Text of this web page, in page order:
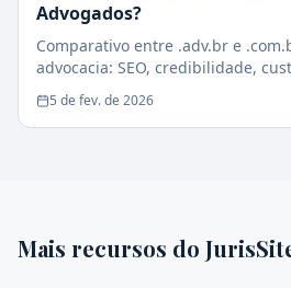
Advogados?
Comparativo entre .adv.br e
advocacia: SEO, credibilidade,
impacto na conversão de clientes.
5 de fev. de 2026
Mais recursos do